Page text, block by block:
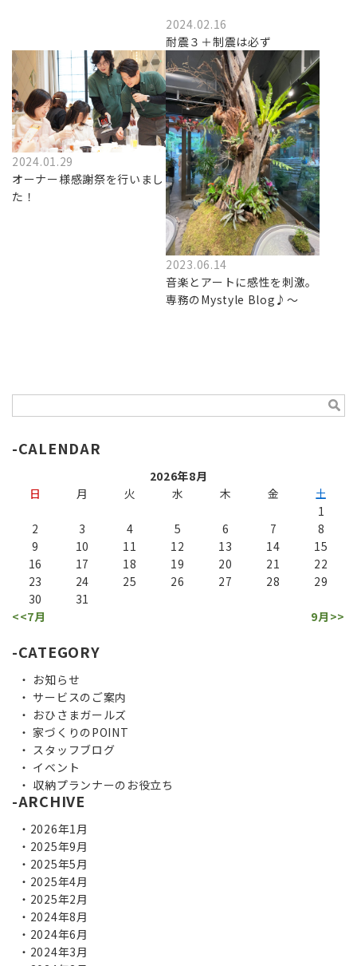
2024.02.16
耐震３＋制震は必ず
2024.01.29
オーナー様感謝祭を行いまし
た！
2023.06.14
音楽とアートに感性を刺激。
専務のMystyle Blog♪～
CALENDAR
2026年8月
日
月 火 水 木 金
土
1
2
3 4 5 6 7
8
9
10 11 12 13 14
15
16
17 18 19 20 21
22
23
24 25 26 27 28
29
30
31
<<7月
9月>>
CATEGORY
お知らせ
サービスのご案内
おひさまガールズ
家づくりのPOINT
スタッフブログ
イベント
収納プランナーのお役立ち
ARCHIVE
2026年1月
2025年9月
2025年5月
2025年4月
2025年2月
2024年8月
2024年6月
2024年3月